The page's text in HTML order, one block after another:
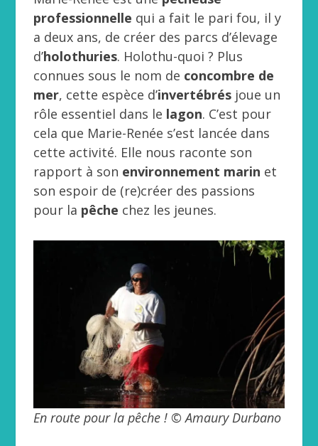
professionnelle qui a fait le pari fou, il y
a deux ans, de créer des parcs d’élevage
d’holothuries. Holothu-quoi ? Plus
connues sous le nom de concombre de
mer, cette espèce d’invertébrés joue un
rôle essentiel dans le lagon. C’est pour
cela que Marie-Renée s’est lancée dans
cette activité. Elle nous raconte son
rapport à son environnement marin et
son espoir de (re)créer des passions
pour la pêche chez les jeunes.
En route pour la pêche ! © Amaury Durbano